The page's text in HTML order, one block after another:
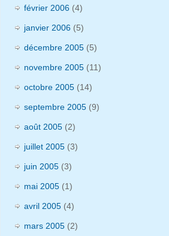
février 2006 (4)
janvier 2006 (5)
décembre 2005 (5)
novembre 2005 (11)
octobre 2005 (14)
septembre 2005 (9)
août 2005 (2)
juillet 2005 (3)
juin 2005 (3)
mai 2005 (1)
avril 2005 (4)
mars 2005 (2)